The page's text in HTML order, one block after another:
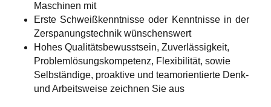
Maschinen mit
Erste Schweißkenntnisse oder Kenntnisse in der
Zerspanungstechnik wünschenswert
Hohes Qualitätsbewusstsein, Zuverlässigkeit,
Problemlösungskompetenz, Flexibilität, sowie
Selbständige, proaktive und teamorientierte Denk-
und Arbeitsweise zeichnen Sie aus